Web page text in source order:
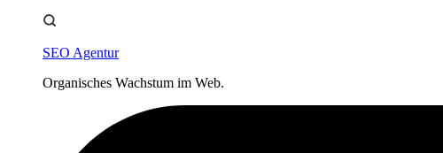
SEO Agentur
Organisches Wachstum im Web.